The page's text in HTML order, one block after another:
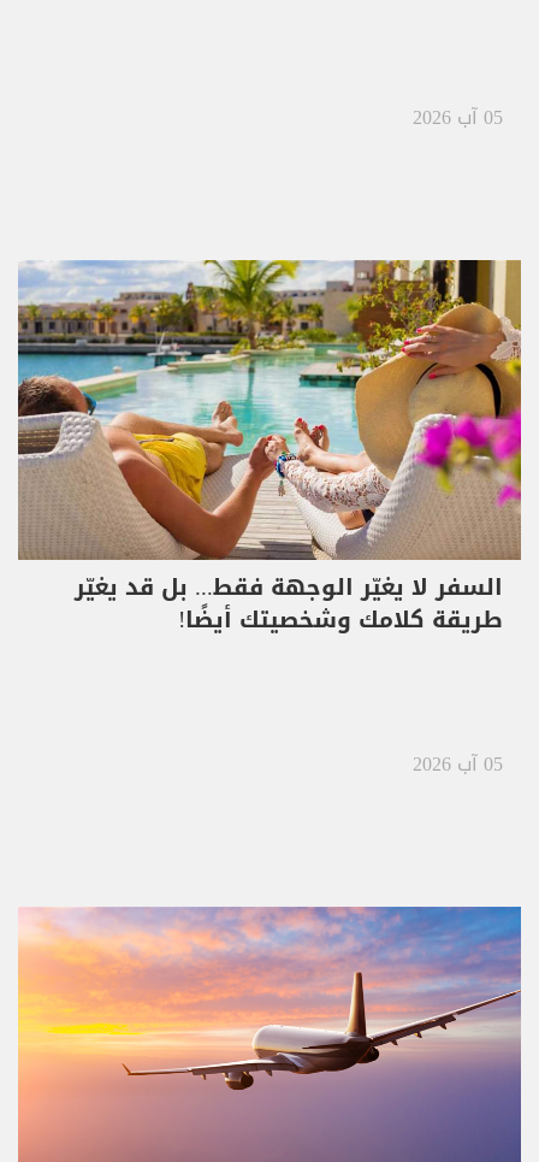
05 آب 2026
السفر لا يغيّر الوجهة فقط... بل قد يغيّر
طريقة كلامك وشخصيتك أيضًا!
05 آب 2026